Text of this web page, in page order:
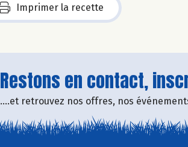
Imprimer la recette
Restons en contact,
....et retrouvez nos offres, nos